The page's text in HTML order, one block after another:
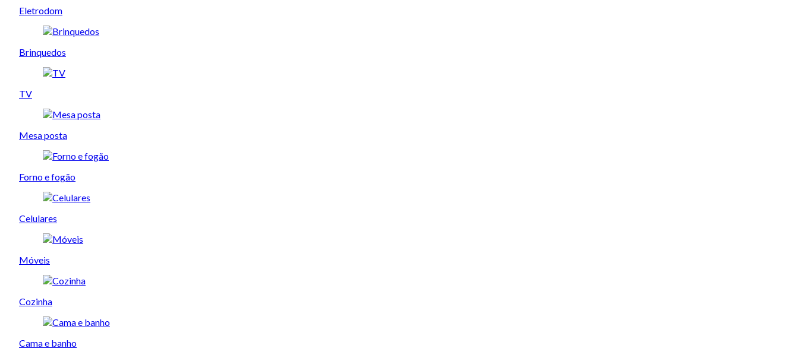
Eletrodom
Brinquedos
TV
Mesa posta
Forno e fogão
Celulares
Móveis
Cozinha
Cama e banho